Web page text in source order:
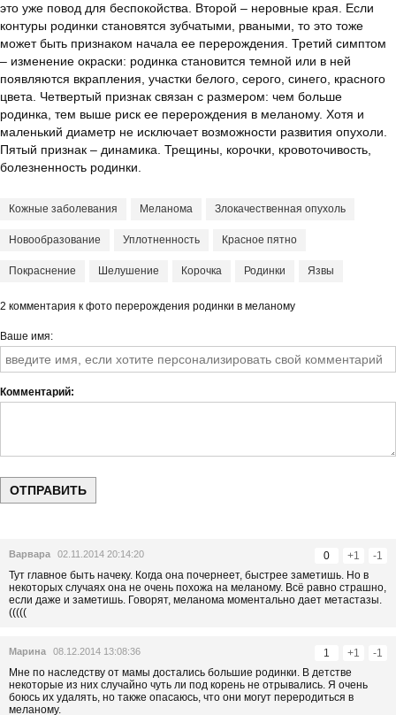
это уже повод для беспокойства. Второй – неровные края. Если
контуры родинки становятся зубчатыми, рваными, то это тоже
может быть признаком начала ее перерождения. Третий симптом
– изменение окраски: родинка становится темной или в ней
появляются вкрапления, участки белого, серого, синего, красного
цвета. Четвертый признак связан с размером: чем больше
родинка, тем выше риск ее перерождения в меланому. Хотя и
маленький диаметр не исключает возможности развития опухоли.
Пятый признак – динамика. Трещины, корочки, кровоточивость,
болезненность родинки.
Кожные заболевания Меланома Злокачественная опухоль
Новообразование Уплотненность Красное пятно
Покраснение Шелушение Корочка Родинки Язвы
2 комментария к фото перерождения родинки в меланому
Ваше имя
Комментарий
0 +1 -1
Варвара 02.11.2014 20:14:20
Тут главное быть начеку. Когда она почернеет, быстрее заметишь. Но в
некоторых случаях она не очень похожа на меланому. Всё равно страшно,
если даже и заметишь. Говорят, меланома моментально дает метастазы.
(((((
1 +1 -1
Марина 08.12.2014 13:08:36
Мне по наследству от мамы достались большие родинки. В детстве
некоторые из них случайно чуть ли под корень не отрывались. Я очень
боюсь их удалять, но также опасаюсь, что они могут переродиться в
меланому.